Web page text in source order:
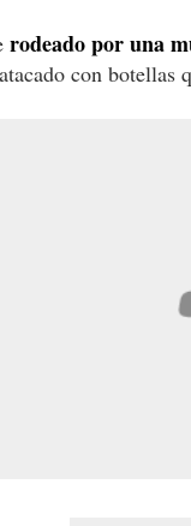
rodeado por una
con botellas